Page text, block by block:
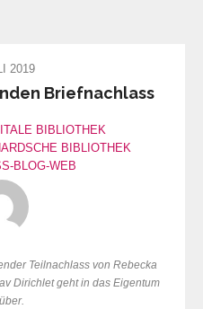
2019
Briefnachlass
BIBLIOTHEK
BIBLIOTHEK
BLOG-WEB
Teilnachlass von Rebecka
Dirichlet geht in das Eigentum